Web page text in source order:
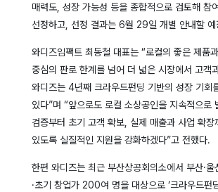
매력도, 성장 가능성 등을 종합적으로 검토해 참
선정하고, 선정 결과는 6월 29일 개별 안내할 예
와디즈임팩트 최동철 대표는 “로컬의 좋은 제품
중심의 판로 한계를 넘어 더 넓은 시장에서 고객
와디즈는 4년째 크라우드펀딩 기반의 성장 기회
있다”며 “앞으로도 로컬 소상공인을 지속적으로
검증부터 초기 고객 확보, 실제 매출과 사업 확장
있도록 실질적인 지원을 강화하겠다”고 전했다.
한편 와디즈는 최근 부산상공회의소에서 부산·울
·초기 창업가 200여 명을 대상으로 ‘크라우드펀